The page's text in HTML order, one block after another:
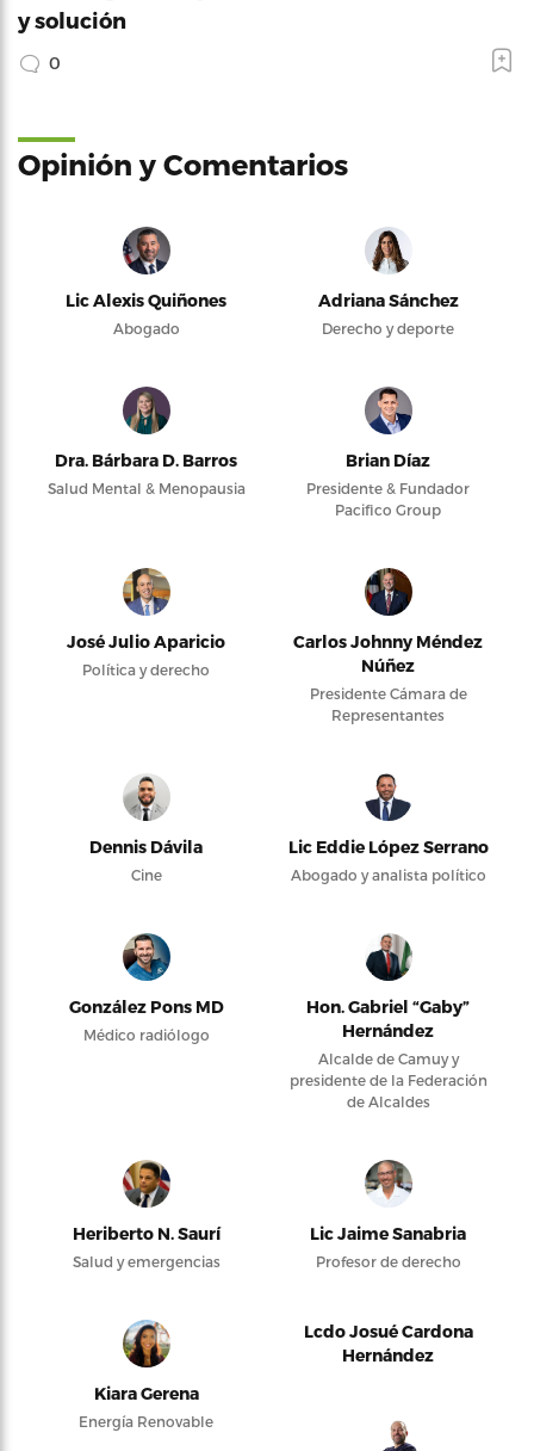
y solución
0
Opinión y Comentarios
Lic Alexis Quiñones
Abogado
Adriana Sánchez
Derecho y deporte
Dra. Bárbara D. Barros
Salud Mental & Menopausia
Brian Díaz
Presidente & Fundador
Pacifico Group
José Julio Aparicio
Política y derecho
Carlos Johnny Méndez
Núñez
Presidente Cámara de
Representantes
Dennis Dávila
Cine
Lic Eddie López Serrano
Abogado y analista político
González Pons MD
Médico radiólogo
Hon. Gabriel “Gaby”
Hernández
Alcalde de Camuy y
presidente de la Federación
de Alcaldes
Heriberto N. Saurí
Salud y emergencias
Lic Jaime Sanabria
Profesor de derecho
Kiara Gerena
Energía Renovable
Lcdo Josué Cardona
Hernández